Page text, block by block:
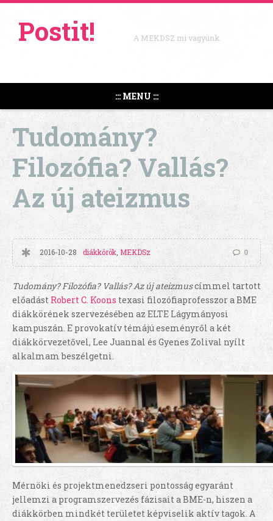
Postit! A MEKDSZ mi vagyunk.
::: MENU :::
Tudomány?
Filozófia? Vallás?
Az új ateizmus
2016-10-28 diákkörök, MEKDSz 0
Tudomány? Filozófia? Vallás? Az új ateizmuscímmel tartott
előadást Robert C. Koons texasi filozófiaprofesszor a BME
diákkörének szervezésében az ELTE Lágymányosi
kampuszán. E provokatív témájú eseményről a két
diákkörvezetővel, Lee Juannal és Gyenes Zolival nyílt
alkalmam beszélgetni.
Mérnöki és projektmenedzseri pontosság egyaránt
jellemzi a programszervezés fázisait a BME-n, hiszen a
diákkörben mindkét területet képviselik aktív tagok. A